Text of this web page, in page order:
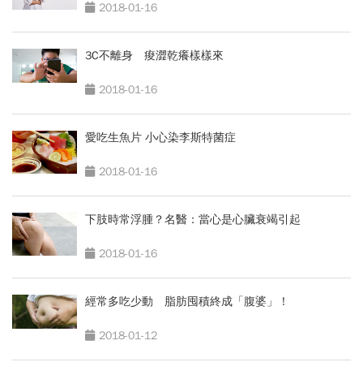
2018-01-16
3C不離身 痠澀乾癢樣樣來
2018-01-16
愛吃生魚片 小心染李斯特菌症
2018-01-16
下肢時常浮腫？名醫：當心是心臟衰竭引起
2018-01-16
經常多吃少動 脂肪囤積終成「腹婆」！
2018-01-12